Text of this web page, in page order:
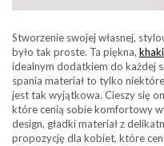
Stworzenie swojej własnej,
było tak proste. Ta piękna, khaki
idealnym dodatkiem do każdej
spania materiał to tylko
jest tak wyjątkowa. Cieszy się
które cenią sobie komfortowy
design, gładki materiał z
propozycję dla kobiet, które